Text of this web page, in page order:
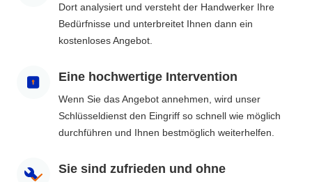
Dort analysiert und versteht der Handwerker Ihre
Bedürfnisse und unterbreitet Ihnen dann ein
kostenloses Angebot.
Eine hochwertige Intervention
Wenn Sie das Angebot annehmen, wird unser
Schlüsseldienst den Eingriff so schnell wie möglich
durchführen und Ihnen bestmöglich weiterhelfen.
Sie sind zufrieden und ohne